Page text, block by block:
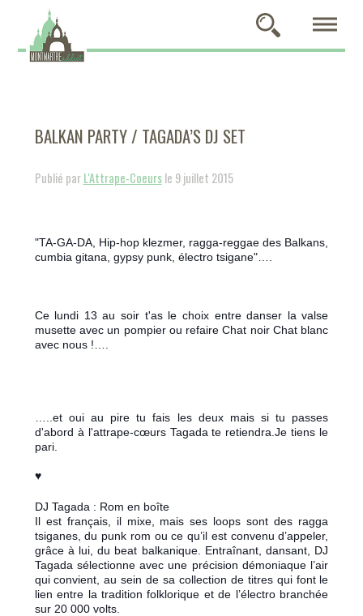
BALKAN PARTY / TAGADA’S DJ SET
Publié parL'Attrape-Coeursle 9 juillet 2015
"TA-GA-DA, Hip-hop klezmer, ragga-reggae des Balkans,
cumbia gitana, gypsy punk, électro tsigane"….
Ce lundi 13 au soir t'as le choix entre danser la valse
musette avec un pompier ou refaire Chat noir Chat blanc
avec nous !….
…..et oui au pire tu fais les deux mais si tu passes
d'abord à l'attrape-cœurs Tagada te retiendra.Je tiens le
pari.
♥
DJ Tagada : Rom en boîte
Il est français, il mixe, mais ses loops sont des ragga
tsiganes, du punk rom ou ce qu’il est convenu d’appeler,
grâce à lui, du beat balkanique. Entraînant, dansant, DJ
Tagada sélectionne avec une précision démoniaque l’air
qui convient, au sein de sa collection de titres qui font le
lien entre la tradition folklorique et de l’électro branchée
sur 20 000 volts.